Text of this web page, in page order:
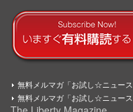
無料メルマガ「お試し☆ニュー
無料メルマガ「お試し☆ニュー